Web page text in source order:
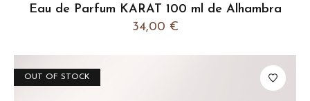
Eau de Parfum KARAT 100 ml de Alhambra
34,00 €
OUT OF STOCK